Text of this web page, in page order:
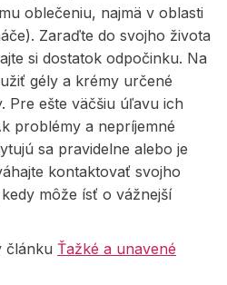
oblečeniu, najmä v oblasti
Zaraďte do svojho života
si dostatok odpočinku. Na
gély a krémy určené
Pre ešte väčšiu úľavu ich
problémy a nepríjemné
sa pravidelne alebo je
kontaktovať svojho
môže ísť o vážnejší
článku Ťažké a unavené